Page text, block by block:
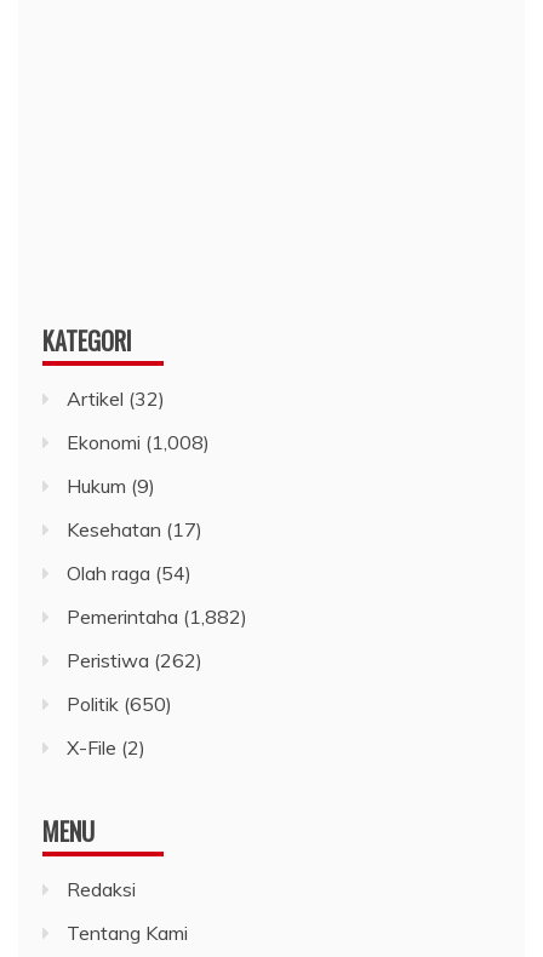
KATEGORI
Artikel (32)
Ekonomi (1,008)
Hukum (9)
Kesehatan (17)
Olah raga (54)
Pemerintaha (1,882)
Peristiwa (262)
Politik (650)
X-File (2)
MENU
Redaksi
Tentang Kami